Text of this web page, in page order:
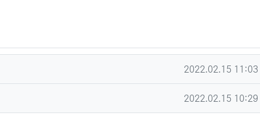
작성일
2022.02.15 11:03
작성일
2022.02.15 10:29